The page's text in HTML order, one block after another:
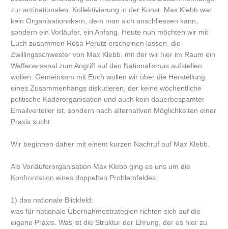
zur antinationalen Kollektivierung in der Kunst. Max Klebb war
kein Organisationskern, dem man sich anschliessen kann,
sondern ein Vorläufer, ein Anfang. Heute nun möchten wir mit
Euch zusammen Rosa Perutz erscheinen lassen, die
Zwillingsschwester von Max Klebb, mit der wir hier im Raum ein
Waffenarsenal zum Angriff auf den Nationalismus aufstellen
wollen. Gemeinsam mit Euch wollen wir über die Herstellung
eines Zusammenhangs diskutieren, der keine wöchentliche
politische Kaderorganisation und auch kein dauerbespamter
Emailverteiler ist, sondern nach alternativen Möglichkeiten einer
Praxis sucht.
Wir beginnen daher mit einem kurzen Nachruf auf Max Klebb.
Als Vorläuferorganisation Max Klebb ging es uns um die
Konfrontation eines doppelten Problemfeldes:
1) das nationale Blickfeld:
was für nationale Übernahmestrategien richten sich auf die
eigene Praxis. Was ist die Struktur der Ehrung, der es hier zu